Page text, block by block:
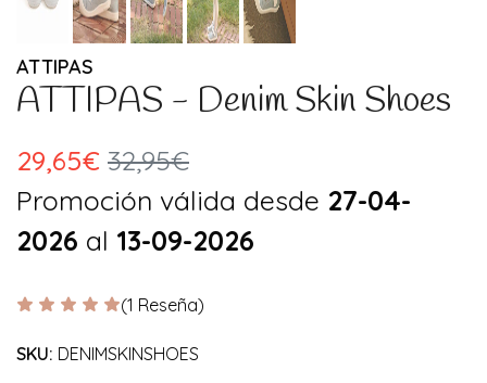
ATTIPAS
ATTIPAS - Denim Skin Shoes
29,65€ 32,95€
Promoción válida desde 27-04-
2026 al 13-09-2026
(1 Reseña)
SKU: DENIMSKINSHOES